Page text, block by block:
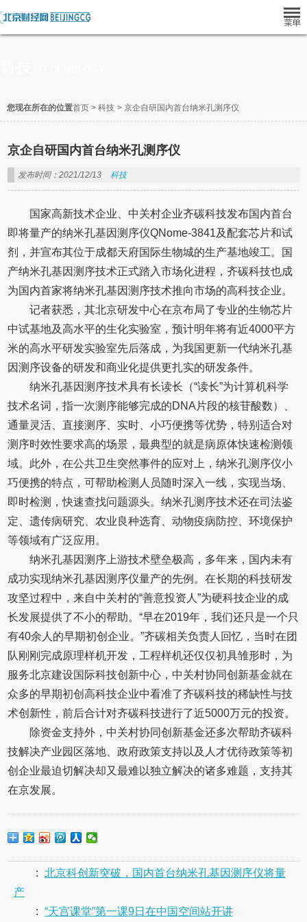
您现在所在的位置首页 > 科技 > 京企自研国内首台纳米孔测序仪
京企自研国内首台纳米孔测序仪
发布时间：2021/12/13 科技
国家高新技术企业、中关村企业齐碳科技发布国内首台
即将量产的纳米孔基因测序仪QNome-3841及配套芯片和试
剂，并宣布其位于成都天府国际生物城的生产基地竣工。国
产纳米孔基因测序技术正式踏入市场化进程，齐碳科技也成
为国内首家将纳米孔基因测序技术推向市场的高科技企业。
记者获悉，其北京研发中心在京布局了专业的生物芯片
中试基地及高水平的生化实验室，预计明年将有近4000平方
米的高水平研发实验室先后落成，为我国更新一代纳米孔基
因测序设备的研发和商业化提供更扎实的研发条件。
纳米孔基因测序技术具有长读长（“读长”为计算机科学
技术名词，指一次测序能够完成的DNA片段的核苷酸数）、
通量灵活、直接测序、实时、小巧便携等优势，特别适合对
测序时效性要求高的场景，最典型的就是病原体快速检测领
域。此外，在公共卫生突然事件的应对上，纳米孔测序仪小
巧便携的特点，可帮助检测人员随时深入一线，实现当场、
即时检测，快速查找问题源头。纳米孔测序技术还在司法鉴
定、遗传病研究、农业良种选育、动物疫病防控、环境保护
等领域有广泛应用。
纳米孔基因测序上游技术壁垒极高，多年来，国内未有
成功实现纳米孔基因测序仪量产的先例。在长期的科技研发
攻坚过程中，来自中关村的“善意投资人”为硬科技企业的成
长发展提供了不小的帮助。“早在2019年，我们还只是一个只
有40余人的早期初创企业。”齐碳相关负责人回忆，当时在团
队刚刚完成原理样机开发，工程样机还仅仅初具雏形时，为
服务北京建设国际科技创新中心，中关村协同创新基金就在
众多的早期初创高科技企业中看准了齐碳科技的稀缺性与技
术创新性，前后合计对齐碳科技进行了近5000万元的投资。
除资金支持外，中关村协同创新基金还多次帮助齐碳科
技解决产业园区落地、政府政策支持以及人才优待政策等初
创企业最迫切解决却又最难以独立解决的诸多难题，支持其
在京发展。
: 北京科创新突破，国内首台纳米孔基因测序仪将量
产
: “天宫课堂”第一课9日在中国空间站开讲